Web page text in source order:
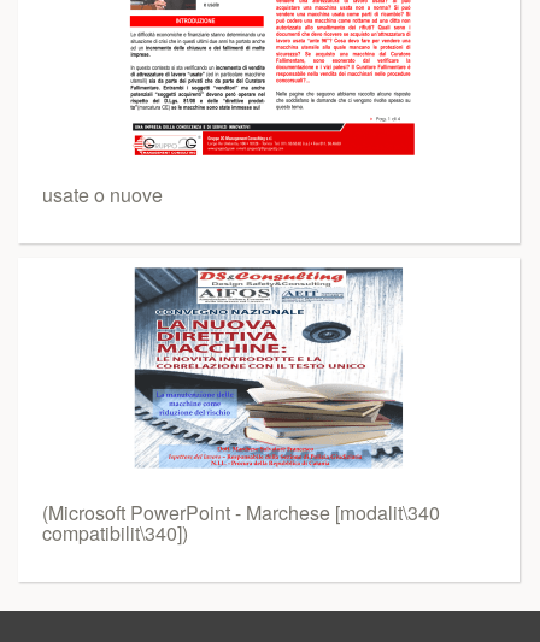
usate o nuove
(Microsoft PowerPoint - Marchese [modalit\340
compatibilit\340])